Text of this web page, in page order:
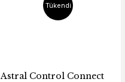
Tükendi
Astral Control Connect